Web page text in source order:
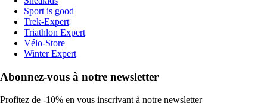
Sport is good
Trek-Expert
Triathlon Expert
Vélo-Store
Winter Expert
Abonnez-vous à notre newsletter
Profitez de -10% en vous inscrivant à notre newsletter